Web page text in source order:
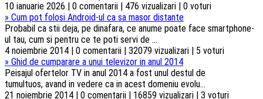
10 ianuarie 2026 | 0 comentarii | 476 vizualizari | 0 voturi
» Cum pot folosi Android-ul ca sa masor distante
Probabil ca stii deja, pe dinafara, ce anume poate face smartphone-
ul tau, cum si pentru ce te poti servi de ...
4 noiembrie 2014 | 0 comentarii | 32079 vizualizari | 5 voturi
» Ghid de cumparare a unui televizor in anul 2014
Peisajul ofertelor TV in anul 2014 a fost unul destul de
tumultuos, avand in vedere ca in acest domeniu evolu...
21 noiembrie 2014 | 0 comentarii | 16859 vizualizari | 3 voturi